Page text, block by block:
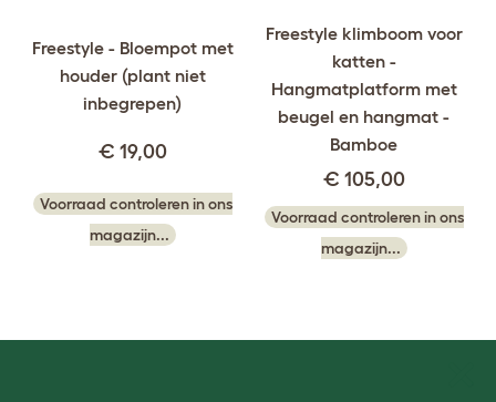
Freestyle - Bloempot met
houder (plant niet
inbegrepen)
€ 19,00
Voorraad controleren in ons
magazijn...
Freestyle klimboom voor
katten -
Hangmatplatform met
beugel en hangmat -
Bamboe
€ 105,00
Voorraad controleren in ons
magazijn...